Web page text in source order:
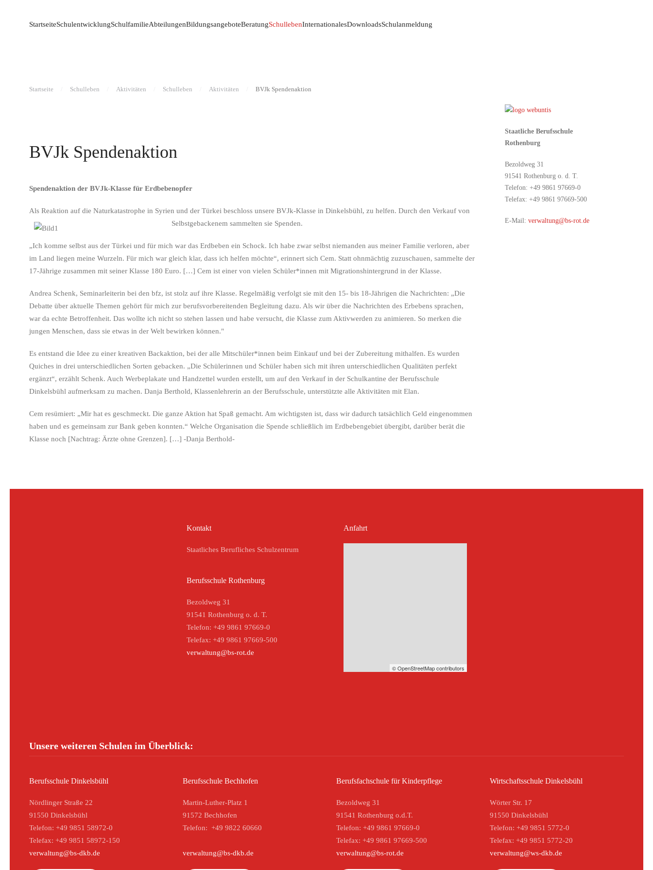
StartseiteSchulentwicklungSchulfamilieAbteilungenBildungsangeboteBeratungSchullebenInternationalesDownloadsSchulanmeldung
Startseite Schulleben Aktivitäten Schulleben Aktivitäten BVJk Spendenaktion
BVJk Spendenaktion
Spendenaktion der BVJk-Klasse für Erdbebenopfer
Als Reaktion auf die Naturkatastrophe in Syrien und der Türkei beschloss unsere BVJk-Klasse in Dinkelsbühl, zu helfen. Durch den Verkauf von
Selbstgebackenem sammelten sie Spenden.
„Ich komme selbst aus der Türkei und für mich war das Erdbeben ein Schock. Ich habe zwar selbst niemanden aus meiner Familie verloren, aber
im Land liegen meine Wurzeln. Für mich war gleich klar, dass ich helfen möchte“, erinnert sich Cem. Statt ohnmächtig zuzuschauen, sammelte der
17-Jährige zusammen mit seiner Klasse 180 Euro. […] Cem ist einer von vielen Schüler*innen mit Migrationshintergrund in der Klasse.
Andrea Schenk, Seminarleiterin bei den bfz, ist stolz auf ihre Klasse. Regelmäßig verfolgt sie mit den 15- bis 18-Jährigen die Nachrichten: „Die
Debatte über aktuelle Themen gehört für mich zur berufsvorbereitenden Begleitung dazu. Als wir über die Nachrichten des Erbebens sprachen,
war da echte Betroffenheit. Das wollte ich nicht so stehen lassen und habe versucht, die Klasse zum Aktivwerden zu animieren. So merken die
jungen Menschen, dass sie etwas in der Welt bewirken können."
Es entstand die Idee zu einer kreativen Backaktion, bei der alle Mitschüler*innen beim Einkauf und bei der Zubereitung mithalfen. Es wurden
Quiches in drei unterschiedlichen Sorten gebacken. „Die Schülerinnen und Schüler haben sich mit ihren unterschiedlichen Qualitäten perfekt
ergänzt“, erzählt Schenk. Auch Werbeplakate und Handzettel wurden erstellt, um auf den Verkauf in der Schulkantine der Berufsschule
Dinkelsbühl aufmerksam zu machen. Danja Berthold, Klassenlehrerin an der Berufsschule, unterstützte alle Aktivitäten mit Elan.
Cem resümiert: „Mir hat es geschmeckt. Die ganze Aktion hat Spaß gemacht. Am wichtigsten ist, dass wir dadurch tatsächlich Geld eingenommen
haben und es gemeinsam zur Bank geben konnten.“ Welche Organisation die Spende schließlich im Erdbebengebiet übergibt, darüber berät die
Klasse noch [Nachtrag: Ärzte ohne Grenzen]. […] -Danja Berthold-
Staatliche Berufsschule
Rothenburg
Bezoldweg 31
91541 Rothenburg o. d. T.
Telefon: +49 9861 97669-0
Telefax: +49 9861 97669-500
E-Mail:verwaltung@bs-rot.de
Kontakt
Staatliches Berufliches Schulzentrum
Berufsschule Rothenburg
Bezoldweg 31
91541 Rothenburg o. d. T.
Telefon: +49 9861 97669-0
Telefax: +49 9861 97669-500
verwaltung@bs-rot.de
Anfahrt
© OpenStreetMap contributors
Unsere weiteren Schulen im Überblick:
Berufsschule Dinkelsbühl
Nördlinger Straße 22
91550 Dinkelsbühl
Telefon: +49 9851 58972-0
Telefax: +49 9851 58972-150
verwaltung@bs-dkb.de
Berufsschule Bechhofen
Martin-Luther-Platz 1
91572 Bechhofen
Telefon: +49 9822 60660
verwaltung@bs-dkb.de
Berufsfachschule für Kinderpflege
Bezoldweg 31
91541 Rothenburg o.d.T.
Telefon: +49 9861 97669-0
Telefax: +49 9861 97669-500
verwaltung@bs-rot.de
Wirtschaftsschule Dinkelsbühl
Wörter Str. 17
91550 Dinkelsbühl
Telefon: +49 9851 5772-0
Telefax: +49 9851 5772-20
verwaltung@ws-dkb.de